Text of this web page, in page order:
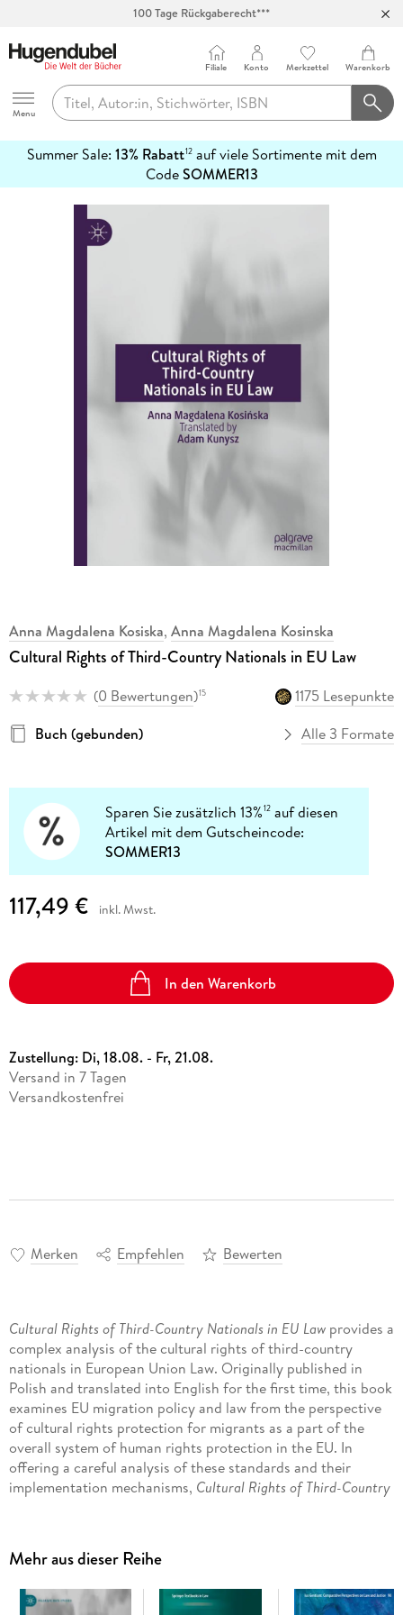
Abholung in über 100 Filialen
Hugendubel
Menu
Filiale Konto Merkzettel Warenkorb
Summer Sale: 13% Rabatt12auf viele Sortimente mit dem
CodeSOMMER13
erfahren
Anna Magdalena Kosiska, Anna Magdalena Kosinska
Cultural Rights of Third-Country Nationals in EU Law
(0 Bewertungen)15
1175 Lesepunkte
Buch (gebunden)
Alle 3 Formate
Sparen Sie zusätzlich 13%12 auf diesen
Artikel mit dem Gutscheincode:
SOMMER13
117,49 € inkl. Mwst.
In den Warenkorb
Zustellung: Di, 18.08. - Fr, 21.08.
Versand in 7 Tagen
Versandkostenfrei
Merken Empfehlen Bewerten
Cultural Rights of Third-Country Nationals in EU Law provides a
complex analysis of the cultural rights of third-country
nationals in European Union Law. Originally published in
Polish and translated into English for the first time, this book
examines EU migration policy and law from the perspective
of cultural rights protection for migrants as a part of the
overall system of human rights protection in the EU. In
offering a careful analysis of these standards and their
implementation mechanisms, Cultural Rights of Third-Country
and practitioners in the area of cultural policy.
Mehr aus dieser Reihe